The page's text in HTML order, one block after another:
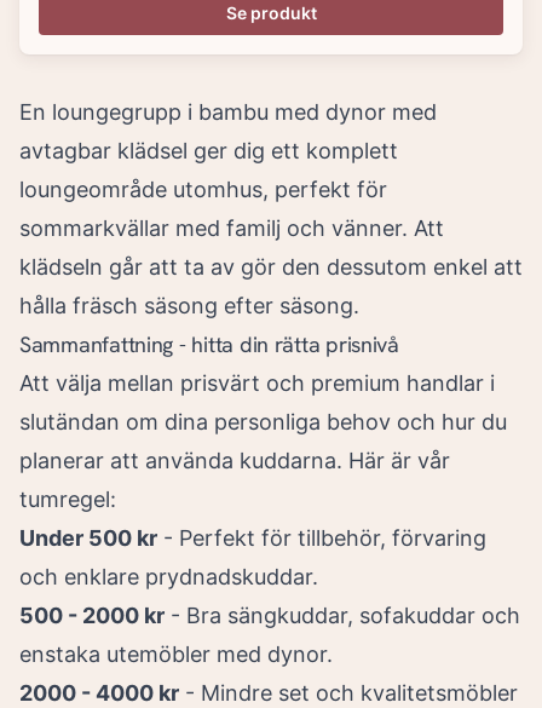
Se produkt
En loungegrupp i bambu med dynor med
avtagbar klädsel ger dig ett komplett
loungeområde utomhus, perfekt för
sommarkvällar med familj och vänner. Att
klädseln går att ta av gör den dessutom enkel att
hålla fräsch säsong efter säsong.
Sammanfattning - hitta din rätta prisnivå
Att välja mellan prisvärt och premium handlar i
slutändan om dina personliga behov och hur du
planerar att använda kuddarna. Här är vår
tumregel:
Under 500 kr - Perfekt för tillbehör, förvaring
och enklare prydnadskuddar.
500 - 2000 kr - Bra sängkuddar, sofakuddar och
enstaka utemöbler med dynor.
2000 - 4000 kr - Mindre set och kvalitetsmöbler